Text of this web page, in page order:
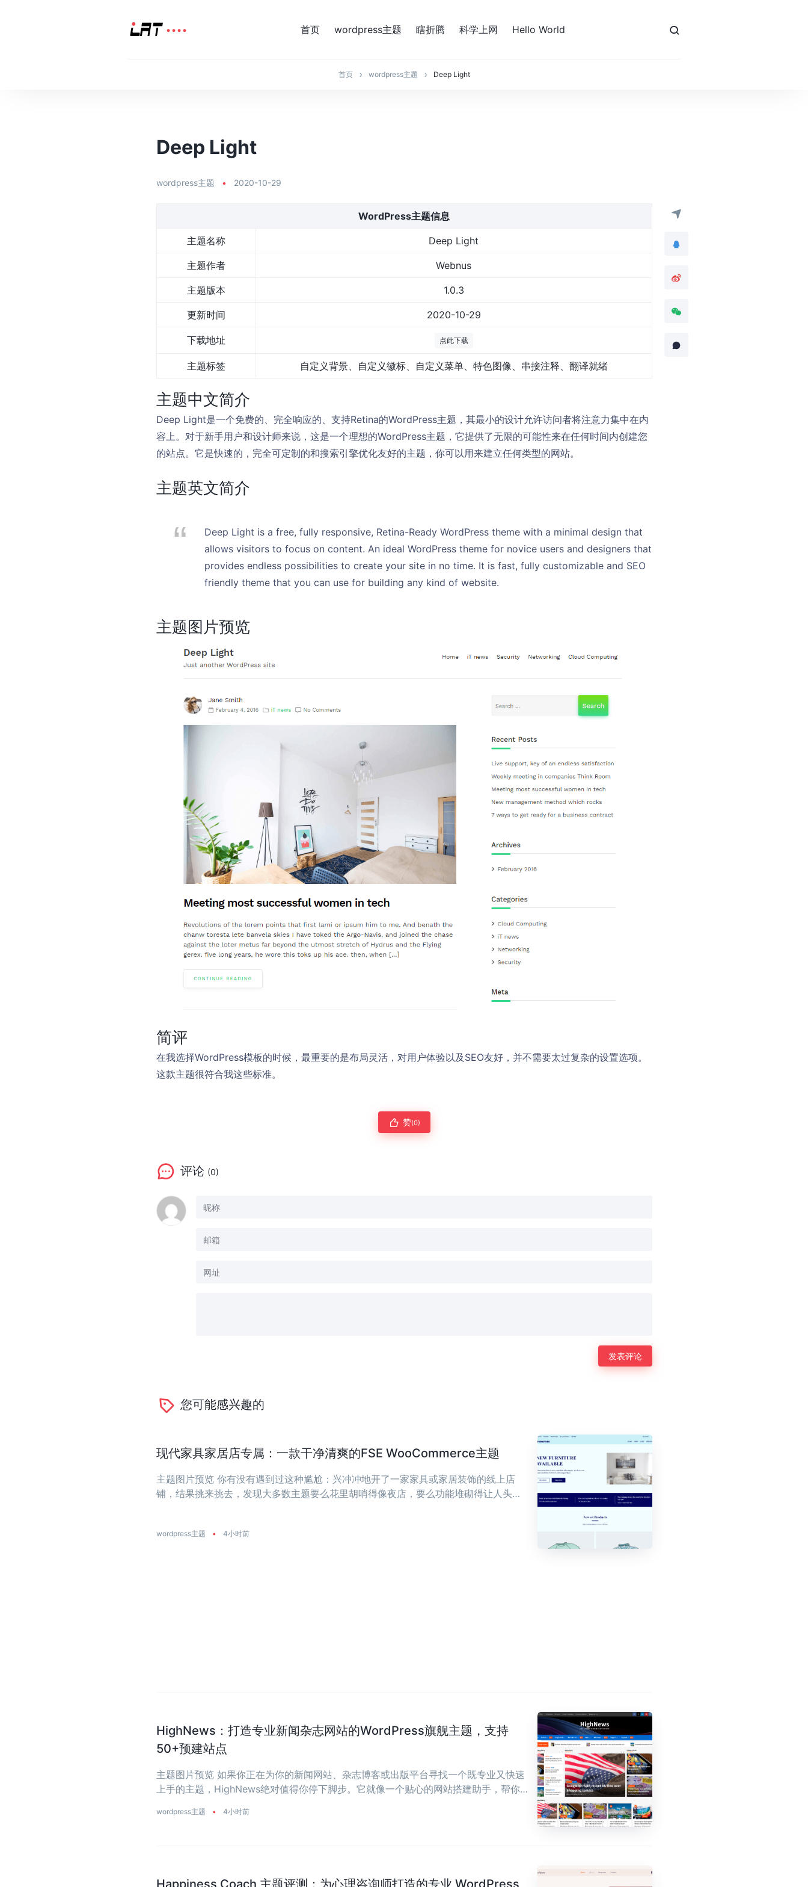
首页 wordpress主题 瞎折腾 科学上网 Hello World
首页 wordpress主题 Deep Light
Deep Light
wordpress主题 • 2020-10-29
WordPress主题信息
主题名称 Deep Light
主题作者 Webnus
主题版本 1.0.3
更新时间 2020-10-29
下载地址 点此下载
主题标签 自定义背景、自定义徽标、自定义菜单、特色图像、串接注释、翻译就绪
主题中文简介
Deep Light是一个免费的、完全响应的、支持Retina的WordPress主题，其最小的设计允许访问者将注意力集中在内
容上。对于新手用户和设计师来说，这是一个理想的WordPress主题，它提供了无限的可能性来在任何时间内创建您
的站点。它是快速的，完全可定制的和搜索引擎优化友好的主题，你可以用来建立任何类型的网站。
主题英文简介
Deep Light is a free, fully responsive, Retina-Ready WordPress theme with a minimal design that
allows visitors to focus on content. An ideal WordPress theme for novice users and designers that
provides endless possibilities to create your site in no time. It is fast, fully customizable and SEO
friendly theme that you can use for building any kind of website.
主题图片预览
简评
在我选择WordPress模板的时候，最重要的是布局灵活，对用户体验以及SEO友好，并不需要太过复杂的设置选项。
这款主题很符合我这些标准。
赞(0)
评论 (0)
您可能感兴趣的
现代家具家居店专属：一款干净清爽的FSE WooCommerce主题
主题图片预览 你有没有遇到过这种尴尬：兴冲冲地开了一家家具或家居装饰的线上店
铺，结果挑来挑去，发现大多数主题要么花里胡哨得像夜店，要么功能堆砌得让人头
wordpress主题 • 4小时前
HighNews：打造专业新闻杂志网站的WordPress旗舰主题，支持
50+预建站点
主题图片预览 如果你正在为你的新闻网站、杂志博客或出版平台寻找一个既专业又快速
上手的主题，HighNews绝对值得你停下脚步。它就像一个贴心的网站搭建助手，帮你
wordpress主题 • 4小时前
Happiness Coach 主题评测：为心理咨询师打造的专业 WordPress